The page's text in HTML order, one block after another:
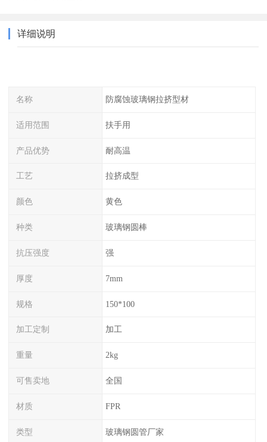
详细说明
名称 防腐蚀玻璃钢拉挤型材
适用范围 扶手用
产品优势 耐高温
工艺 拉挤成型
颜色 黄色
种类 玻璃钢圆棒
抗压强度 强
厚度 7mm
规格 150*100
加工定制 加工
重量 2kg
可售卖地 全国
材质 FPR
类型 玻璃钢圆管厂家